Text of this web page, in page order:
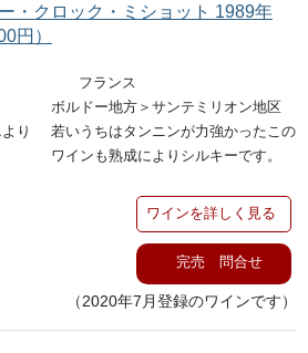
・クロック・ミショット 1989年
円）
フランス
ボルドー地方＞サンテミリオン地区
り
若いうちはタンニンが力強かったこの
ワインも熟成によりシルキーです。
ワインを詳しく見る
完売 問合せ
（2020年7月登録のワインです）